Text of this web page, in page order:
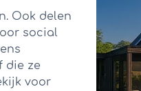
Ook delen
social
die ze
voor